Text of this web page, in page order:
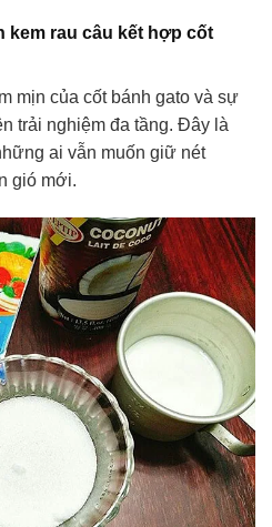
kem rau câu kết hợp cốt
mịn của cốt bánh gato và sự
trải nghiệm đa tầng. Đây là
ai vẫn muốn giữ nét
gió mới.